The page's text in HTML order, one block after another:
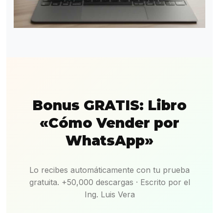
Bonus GRATIS: Libro
«Cómo Vender por
WhatsApp»
Lo recibes automáticamente con tu prueba
gratuita. +50,000 descargas · Escrito por el
Ing. Luis Vera